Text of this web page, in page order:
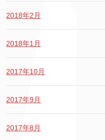
2018年2月
2018年1月
2017年10月
2017年9月
2017年8月